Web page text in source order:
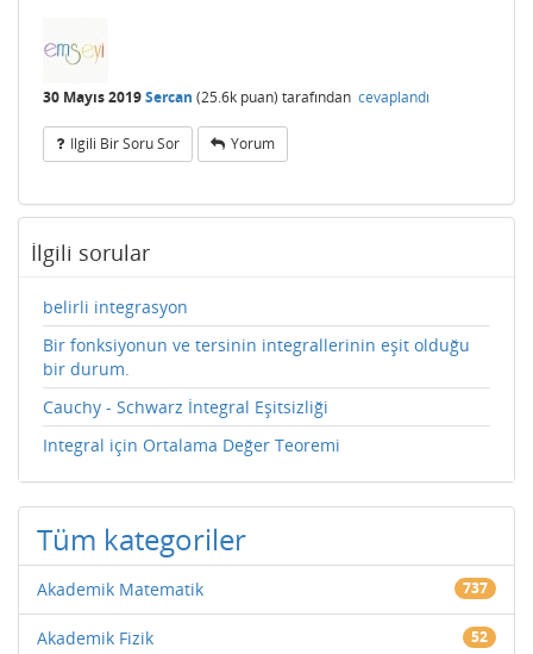
30 Mayıs 2019Sercan (25.6k puan) tarafından cevaplandı
Ilgili Bir Soru Sor Yorum
İlgili sorular
belirli integrasyon
Bir fonksiyonun ve tersinin integrallerinin eşit olduğu
bir durum.
Cauchy - Schwarz İntegral Eşitsizliği
Integral için Ortalama Değer Teoremi
Tüm kategoriler
Akademik Matematik 737
Akademik Fizik 52